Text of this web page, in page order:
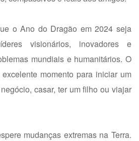
o Ano do Dragão em 2024 seja
visionários, inovadores e
mundiais e humanitários. O
momento para iniciar um
casar, ter um filho ou viajar
mudanças extremas na Terra.